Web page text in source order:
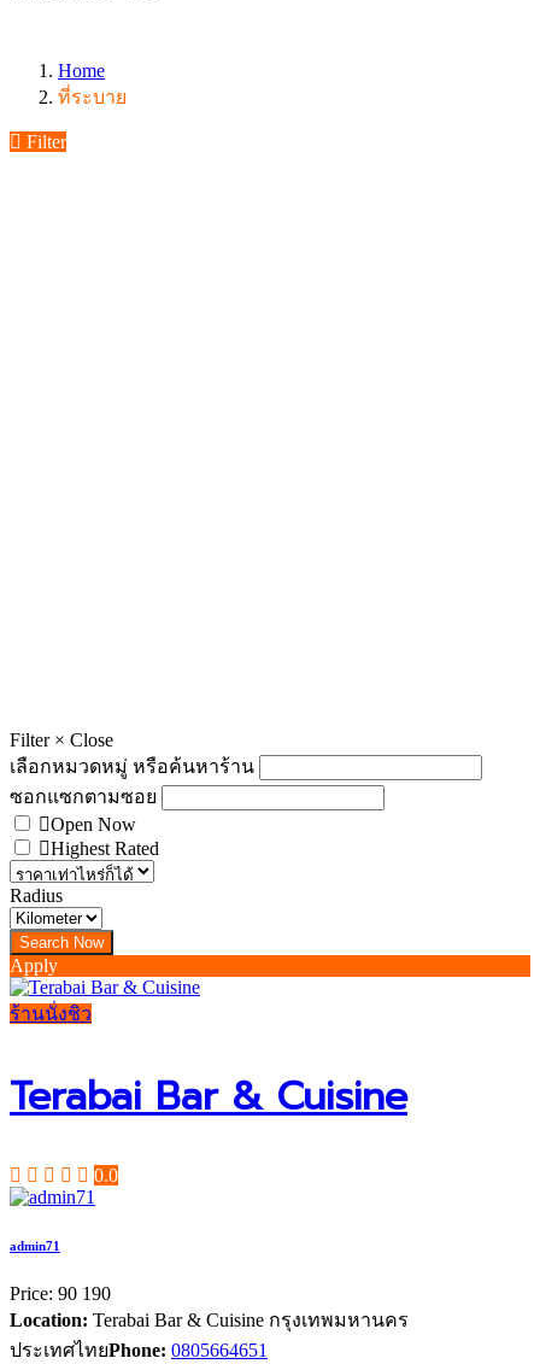
Home
ที่ระบาย
Filter
Filter × Close
เลือกหมวดหมู่ หรือค้นหาร้าน
ซอกแซกตามซอย
Open Now
Highest Rated
Radius
Apply
ร้านนั่งชิว
Terabai Bar & Cuisine
0.0
admin71
Price: 90 190
Location: Terabai Bar & Cuisine กรุงเทพมหานคร
ประเทศไทยPhone: 0805664651